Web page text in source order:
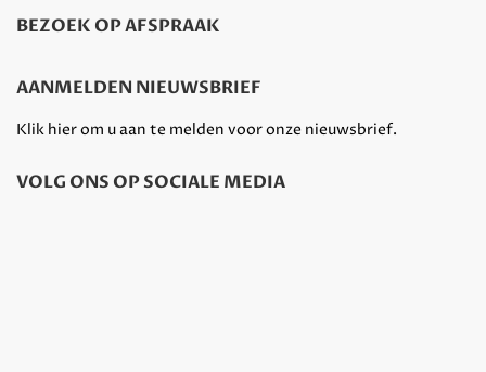
BEZOEK OP AFSPRAAK
AANMELDEN NIEUWSBRIEF
Klik hier om u aan te melden voor onze nieuwsbrief.
VOLG ONS OP SOCIALE MEDIA